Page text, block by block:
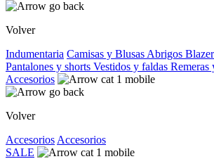
Volver
Indumentaria Camisas y Blusas Abrigos
Pantalones y shorts Vestidos y faldas Remeras
Accesorios
Volver
Accesorios Accesorios
SALE